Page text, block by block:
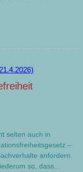
selten auch in
–
anfordern.
so, dass…